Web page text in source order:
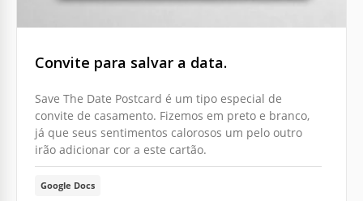
Convite para salvar a data.
Save The Date Postcard é um tipo especial de
convite de casamento. Fizemos em preto e branco,
já que seus sentimentos calorosos um pelo outro
irão adicionar cor a este cartão.
Google Docs